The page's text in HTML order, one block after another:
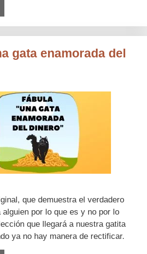
gata enamorada del
que demuestra el verdadero
por lo que es y no por lo
que llegará a nuestra gatita
ya no hay manera de rectificar.